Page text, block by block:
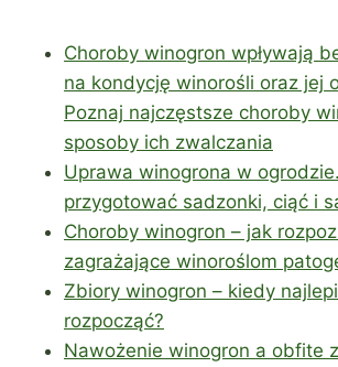
Choroby winogron wpływają
na kondycję winorośli oraz jej
Poznaj najczęstsze choroby
sposoby ich zwalczania
Uprawa winogrona w
przygotować sadzonki, ciąć i
Choroby winogron – jak
zagrażające winoroślom
Zbiory winogron – kiedy
rozpocząć?
Nawożenie winogron a obfite